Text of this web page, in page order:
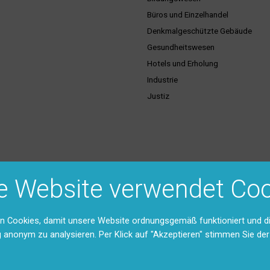
Büros und Einzelhandel
Denkmalgeschützte Gebäude
Gesundheitswesen
Hotels und Erholung
Industrie
Justiz
(DMS)
Vertriebsgebiete
Rücksendungen und Reparaturen
Feedback
Website verwendet
Cookies, damit unsere Website ordnungsgemäß funktioniert und
anonym zu analysieren. Per Klick auf "Akzeptieren" stimmen Sie